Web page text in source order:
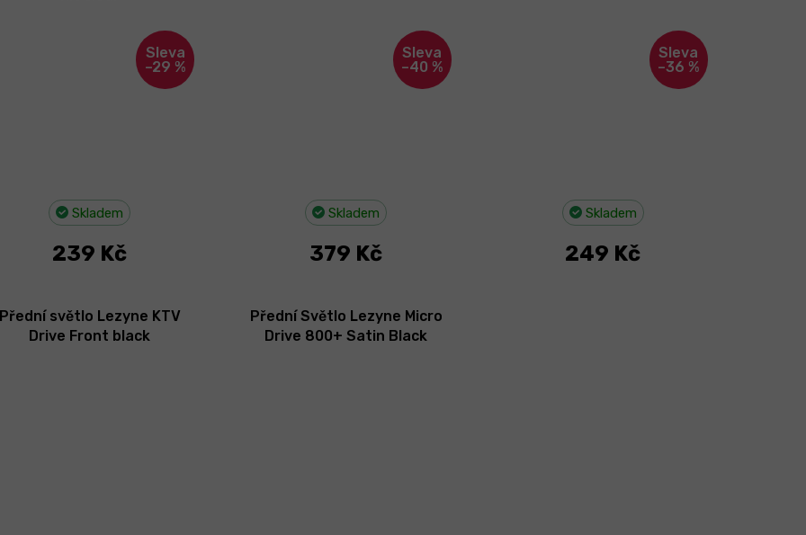
–29 %
Skladem
239 Kč
–40 %
Skladem
379 Kč
–36 %
Skladem
249 Kč
světlo Lezyne KTV
Drive Front black
Přední Světlo Lezyne Micro
Drive 800+ Satin Black